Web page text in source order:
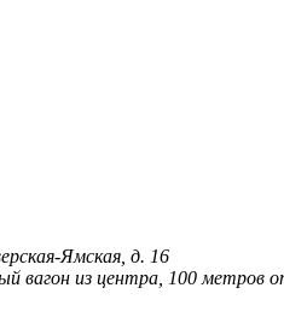
Ямская, д. 16
вагон из центра, 100 метров